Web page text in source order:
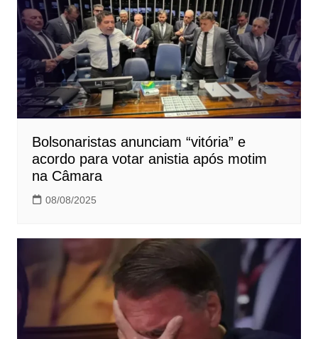
Bolsonaristas anunciam “vitória” e
acordo para votar anistia após motim
na Câmara
08/08/2025